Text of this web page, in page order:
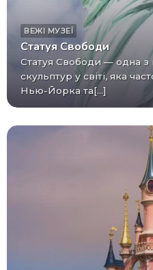
ВЕЖІ МУЗЕЇ
Статуя Свободи
Статуя Свободи — одна з найзнаменитіших
скульптур у світі, яка
Нью-Йорка та[...]